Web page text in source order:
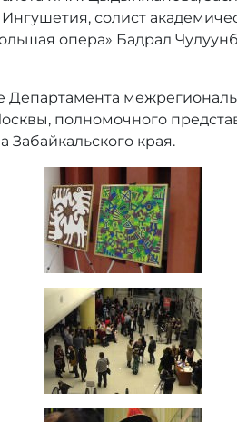
солист
опера» Бадрал
полномочного
Забайкальского края.